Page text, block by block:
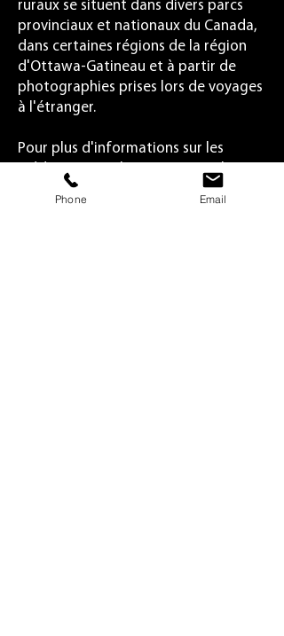
ruraux se situent dans divers parcs
provinciaux et nationaux du Canada,
dans certaines régions de la région
d'Ottawa-Gatineau et à partir de
photographies prises lors de voyages
à l'étranger.
Pour plus d'informations sur les
médiums et techniques picturales
utilisés pour créer cette œuvre,
Phone Email